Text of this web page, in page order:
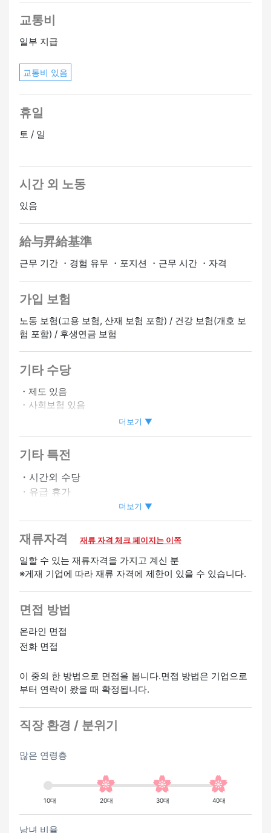
교통비
일부 지급
교통비 있음
휴일
토 / 일
시간 외 노동
있음
給与昇給基準
근무 기간 ・경험 유무 ・포지션 ・근무 시간 ・자격
가입 보험
노동 보험(고용 보험, 산재 보험 포함) / 건강 보험(개호 보
험 포함) / 후생연금 보험
기타 수당
・제도 있음
・사회보험 있음
더보기 ▼
기타 특전
・시간외 수당
・유급 휴가
・승급 있음
・토일 공휴일은 UP
・친구 소개 수당 있음
환영
경험자 우대
더보기 ▼
재류자격 재류 자격 체크 페이지는 이쪽
일할 수 있는 재류자격을 가지고 계신 분
※게재 기업에 따라 재류 자격에 제한이 있을 수 있습니다.
면접 방법
온라인 면접
전화 면접
이 중의 한 방법으로 면접을 봅니다.면접 방법은 기업으로
부터 연락이 왔을 때 확정됩니다.
직장 환경 / 분위기
많은 연령층
10대 20대 30대 40대
남녀 비율